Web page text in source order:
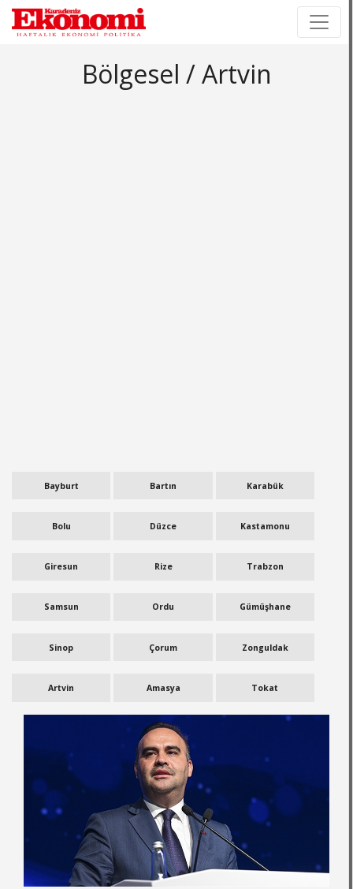
Bölgesel / Artvin
Bayburt Bartın Karabük
Bolu Düzce Kastamonu
Giresun Rize Trabzon
Samsun Ordu Gümüşhane
Sinop Çorum Zonguldak
Artvin Amasya Tokat
×
×